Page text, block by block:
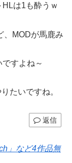
は1も酔うｗ
、MODが馬鹿み
すよね～
たいですね。
返信
」など4作品無